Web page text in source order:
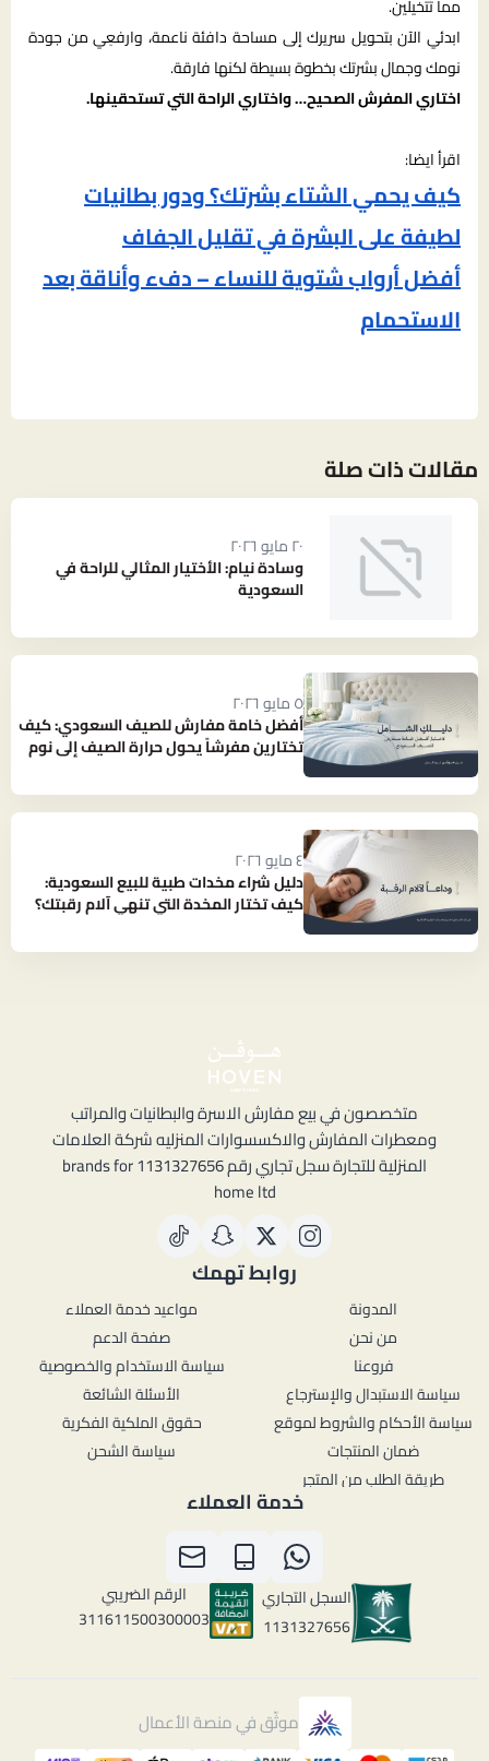
مما تتخيلين.
ابدئي الآن بتحويل سريرك إلى مساحة دافئة ناعمة، وارفعِي من جودة
نومك وجمال بشرتك بخطوة بسيطة لكنها فارقة.
اختاري المفرش الصحيح… واختاري الراحة التي تستحقينها.
اقرأ ايضا:
كيف يحمي الشتاء بشرتك؟ ودور بطانيات
لطيفة على البشرة في تقليل الجفاف
أفضل أرواب شتوية للنساء – دفء وأناقة بعد
الاستحمام
مقالات ذات صلة
٢٠ مايو ٢٠٢٦
وسادة نيام: الأختيار المثالي للراحة في
السعودية
٥ مايو ٢٠٢٦
أفضل خامة مفارش للصيف السعودي: كيف
تختارين مفرشاً يحول حرارة الصيف إلى نوم
٤ مايو ٢٠٢٦
دليل شراء مخدات طبية للبيع السعودية:
كيف تختار المخدة التي تنهي آلام رقبتك؟
متخصصون في بيع مفارش الاسرة والبطانيات والمراتب
ومعطرات المفارش والاكسسوارات المنزليه شركة العلامات
المنزلية للتجارة سجل تجاري رقم 1131327656 brands for
home ltd
روابط تهمك
المدونة
من نحن
فروعنا
سياسة الاستبدال والإسترجاع
سياسة الأحكام والشروط لموقع
ضمان المنتجات
طريقة الطلب من المتجر
مواعيد خدمة العملاء
صفحة الدعم
سياسة الاستخدام والخصوصية
الأسئلة الشائعة
حقوق الملكية الفكرية
سياسة الشحن
خدمة العملاء
السجل التجاري
1131327656
الرقم الضريبي
311611500300003
موثّق في منصة الأعمال